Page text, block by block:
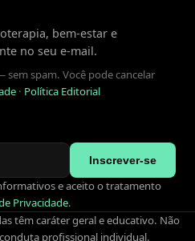
bem-estar e
no seu e-mail.
spam. Você pode cancelar
· Política Editorial
Inscrever-se
e aceito o tratamento
Privacidade.
têm caráter geral e educativo. Não
profissional individual.